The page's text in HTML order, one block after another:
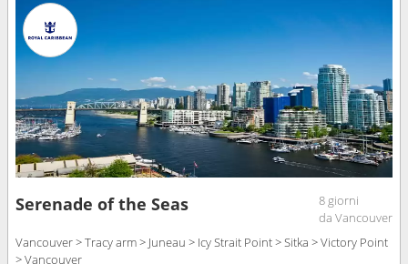
Serenade of the Seas
8 giorni
da Vancouver
Vancouver > Tracy arm > Juneau > Icy Strait Point > Sitka > Victory Point
> Vancouver